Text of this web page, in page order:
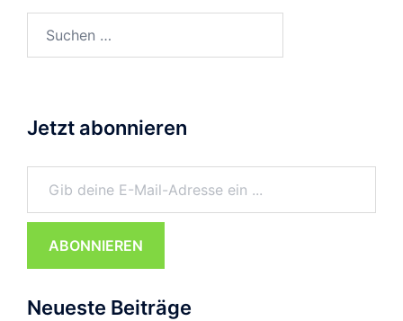
nach:
Jetzt abonnieren
Gib deine E-Mail-Adresse ein ...
ABONNIEREN
Neueste Beiträge